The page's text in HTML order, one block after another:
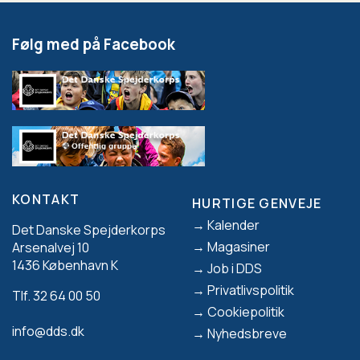
Følg med på Facebook
KONTAKT
Det Danske Spejderkorps
Arsenalvej 10
1436 København K
Tlf. 32 64 00 50
info@dds.dk
Footer
HURTIGE GENVEJE
Kalender
Magasiner
Job i DDS
Privatlivspolitik
Cookiepolitik
Nyhedsbreve